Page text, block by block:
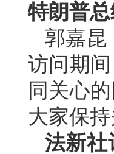
特朗普
郭嘉昆
访问期
同关心
大家保持
法新社